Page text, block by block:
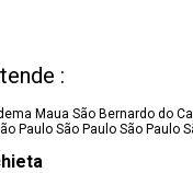
:
Maua São Bernardo do
Paulo São Paulo São Paulo